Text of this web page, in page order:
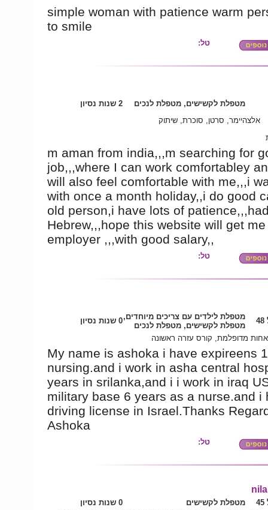
simple woman with patience warm
to smile
טל:
מטפלת לקשישים, מטפלת לנכים
2 שנות נסיון
אלצהיימר, סרטן, סוכרת, שיתוק
m aman from india,,,m searching for
job,,,where I can work comfortabley
will also feel comfortable with me,,,i
with once a month holiday,,i do good
old person,i have lots of
Hebrew,,,hope this website will get
employer ,,,with good salary,,
טל:
מטפלת לילדים עם צריכים מיוחדים,
מטפלת לקשישים, מטפלת לנכים
0 שנות נסיון
אחות מדופלמת, קורס עזרה ראשונה
My name is ashoka i have expireens
nursing.and i work in asha central
years in srilanka,and i i work in iraq
military base 6 years as a nurse.and i
driving license in Israel.Thanks
Ashoka
טל:
מטפלת לקשישים
0 שנות נסיון